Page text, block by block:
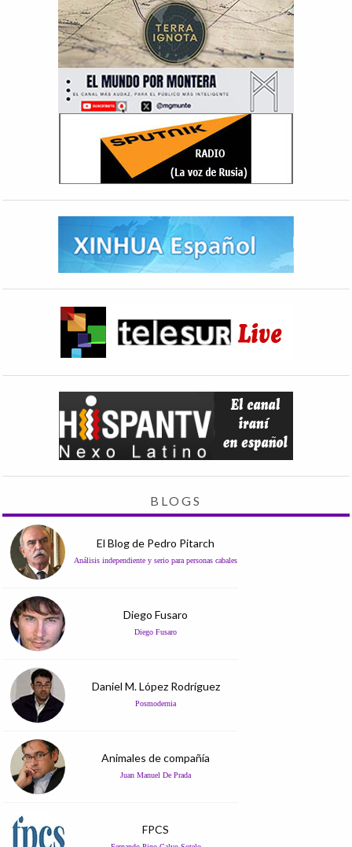
BLOGS
El Blog de Pedro Pitarch
Análisis independiente y serio para personas cabales
Diego Fusaro
Diego Fusaro
Daniel M. López Rodríguez
Posmodernia
Animales de compañía
Juan Manuel De Prada
FPCS